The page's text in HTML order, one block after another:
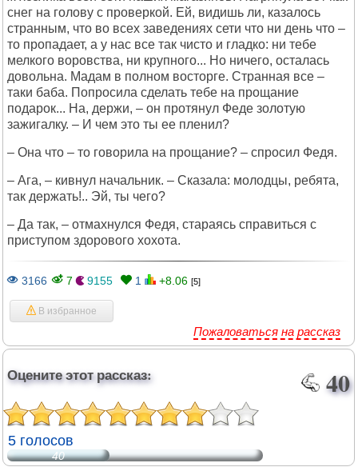
снег на голову с проверкой. Ей, видишь ли, казалось
странным, что во всех заведениях сети что ни день что –
то пропадает, а у нас все так чисто и гладко: ни тебе
мелкого воровства, ни крупного... Hо ничего, осталась
довольна. Мадам в полном восторге. Странная все –
таки баба. Попросила сделать тебе на прощание
подарок... Hа, держи, – он протянул Феде золотую
зажигалку. – И чем это ты ее пленил?
– Она что – то говорила на прощание? – спросил Федя.
– Ага, – кивнул начальник. – Сказала: молодцы, ребята,
так держать!.. Эй, ты чего?
– Да так, – отмахнулся Федя, стараясь справиться с
приступом здорового хохота.
3166 7 9155 1 +8.06 [5]
В избранное
Пожаловаться на рассказ
Оцените этот рассказ: 40
5 голосов
40